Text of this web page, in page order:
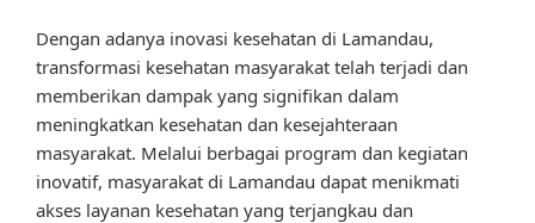
Dengan adanya inovasi kesehatan di Lamandau,
transformasi kesehatan masyarakat telah terjadi dan
memberikan dampak yang signifikan dalam
meningkatkan kesehatan dan kesejahteraan
masyarakat. Melalui berbagai program dan kegiatan
inovatif, masyarakat di Lamandau dapat menikmati
akses layanan kesehatan yang terjangkau dan